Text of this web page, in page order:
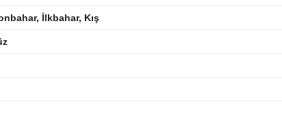
İlkbahar, Kış